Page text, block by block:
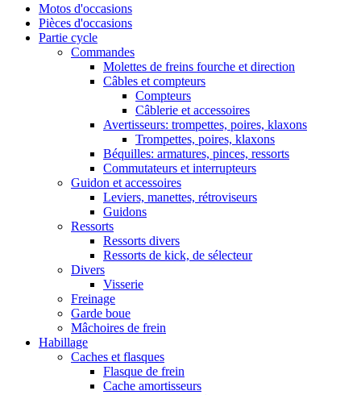
Motos d'occasions
Pièces d'occasions
Partie cycle
Commandes
Molettes de freins fourche et direction
Câbles et compteurs
Compteurs
Câblerie et accessoires
Avertisseurs: trompettes, poires, klaxons
Trompettes, poires, klaxons
Béquilles: armatures, pinces, ressorts
Commutateurs et interrupteurs
Guidon et accessoires
Leviers, manettes, rétroviseurs
Guidons
Ressorts
Ressorts divers
Ressorts de kick, de sélecteur
Divers
Visserie
Freinage
Garde boue
Mâchoires de frein
Habillage
Caches et flasques
Flasque de frein
Cache amortisseurs